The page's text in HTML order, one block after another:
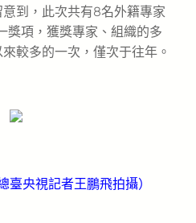
到，此次共有8名外籍專家
獎項，獲獎專家、組織的多
較多的一次，僅次于往年。
央視記者王鵬飛拍攝）